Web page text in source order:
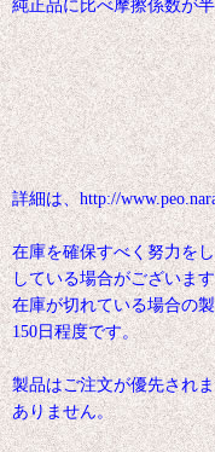
純正品に比べ摩擦係数が
詳細は、http://
在庫を確保すべく努力を
している場合がございま
在庫が切れている場合の
150日程度です。
製品はご注文が優先され
ありません。